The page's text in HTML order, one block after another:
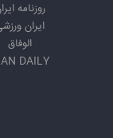
روزنامه
ایران
الوفاق
DAILY